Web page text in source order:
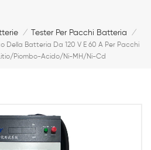
/ Tester Per Pacchi Batteria
/
Della Batteria Da 120 V E 60 A Per Pacchi
piombo-Acido/Ni-MH/Ni-Cd